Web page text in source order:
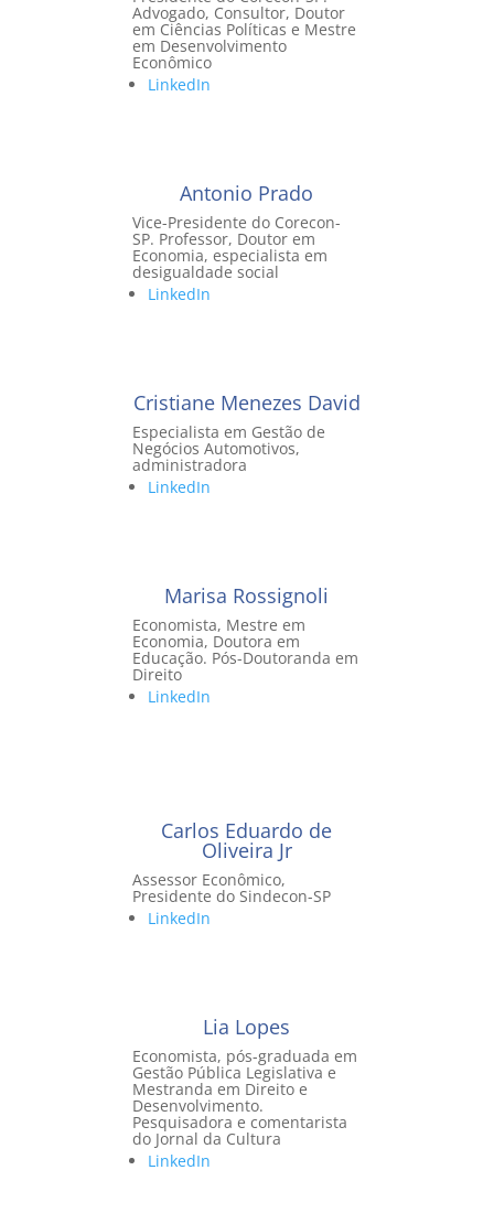
Advogado, Consultor, Doutor
em Ciências Políticas e Mestre
em Desenvolvimento
Econômico
LinkedIn
Antonio Prado
Vice-Presidente do Corecon-
SP. Professor, Doutor em
Economia, especialista em
desigualdade social
LinkedIn
Cristiane Menezes David
Especialista em Gestão de
Negócios Automotivos,
administradora
LinkedIn
Marisa Rossignoli
Economista, Mestre em
Economia, Doutora em
Educação. Pós-Doutoranda em
Direito
LinkedIn
Carlos Eduardo de
Oliveira Jr
Assessor Econômico,
Presidente do Sindecon-SP
LinkedIn
Lia Lopes
Economista, pós-graduada em
Gestão Pública Legislativa e
Mestranda em Direito e
Desenvolvimento.
Pesquisadora e comentarista
do Jornal da Cultura
LinkedIn